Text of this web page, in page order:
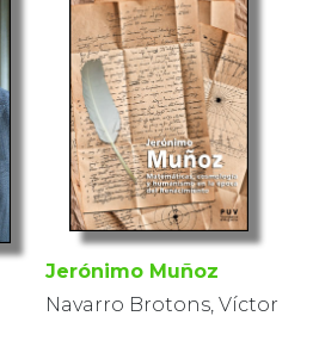
Jerónimo Muñoz
Navarro Brotons, Víctor